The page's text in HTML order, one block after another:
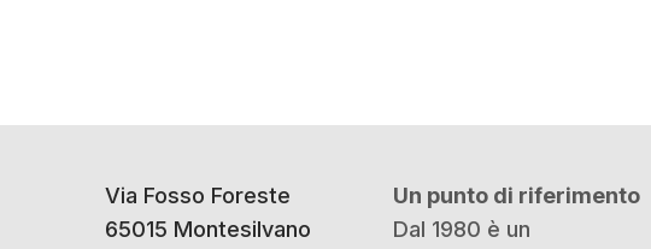
Via Fosso Foreste
65015 Montesilvano
Un punto di riferimento
Dal 1980 è un